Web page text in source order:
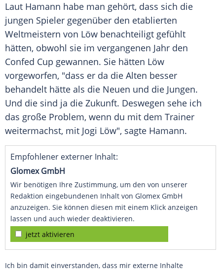
Laut Hamann habe man gehört, dass sich die
jungen Spieler gegenüber den etablierten
Weltmeistern von Löw benachteiligt gefühlt
hätten, obwohl sie im vergangenen Jahr den
Confed Cup gewannen. Sie hätten Löw
vorgeworfen, "dass er da die Alten besser
behandelt hätte als die Neuen und die Jungen.
Und die sind ja die Zukunft. Deswegen sehe ich
das große Problem, wenn du mit dem Trainer
weitermachst, mit Jogi Löw", sagte Hamann.
Empfohlener externer Inhalt:
Glomex GmbH
Wir benötigen Ihre Zustimmung, um den von unserer
Redaktion eingebundenen Inhalt von Glomex GmbH
anzuzeigen. Sie können diesen mit einem Klick anzeigen
lassen und auch wieder deaktivieren.
jetzt aktivieren
Ich bin damit einverstanden, dass mir externe Inhalte